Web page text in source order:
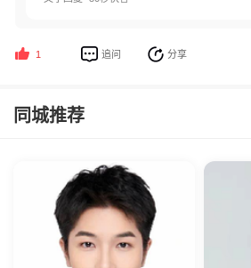
1 追问 分享
同城推荐